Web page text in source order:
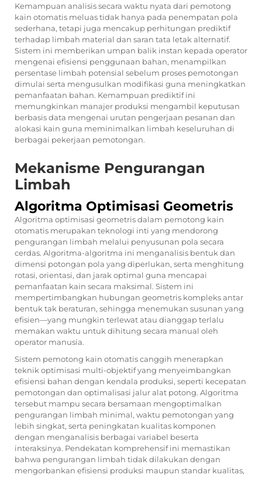
Kemampuan analisis secara waktu nyata dari pemotong
kain otomatis meluas tidak hanya pada penempatan pola
sederhana, tetapi juga mencakup perhitungan prediktif
terhadap limbah material dan saran tata letak alternatif.
Sistem ini memberikan umpan balik instan kepada operator
mengenai efisiensi penggunaan bahan, menampilkan
persentase limbah potensial sebelum proses pemotongan
dimulai serta mengusulkan modifikasi guna meningkatkan
pemanfaatan bahan. Kemampuan prediktif ini
memungkinkan manajer produksi mengambil keputusan
berbasis data mengenai urutan pengerjaan pesanan dan
alokasi kain guna meminimalkan limbah keseluruhan di
berbagai pekerjaan pemotongan.
Mekanisme Pengurangan
Limbah
Algoritma Optimisasi Geometris
Algoritma optimisasi geometris dalam pemotong kain
otomatis merupakan teknologi inti yang mendorong
pengurangan limbah melalui penyusunan pola secara
cerdas. Algoritma-algoritma ini menganalisis bentuk dan
dimensi potongan pola yang diperlukan, serta menghitung
rotasi, orientasi, dan jarak optimal guna mencapai
pemanfaatan kain secara maksimal. Sistem ini
mempertimbangkan hubungan geometris kompleks antar
bentuk tak beraturan, sehingga menemukan susunan yang
efisien—yang mungkin terlewat atau dianggap terlalu
memakan waktu untuk dihitung secara manual oleh
operator manusia.
Sistem pemotong kain otomatis canggih menerapkan
teknik optimisasi multi-objektif yang menyeimbangkan
efisiensi bahan dengan kendala produksi, seperti kecepatan
pemotongan dan optimalisasi jalur alat potong. Algoritma
tersebut mampu secara bersamaan mengoptimalkan
pengurangan limbah minimal, waktu pemotongan yang
lebih singkat, serta peningkatan kualitas komponen
dengan menganalisis berbagai variabel beserta
interaksinya. Pendekatan komprehensif ini memastikan
bahwa pengurangan limbah tidak dilakukan dengan
mengorbankan efisiensi produksi maupun standar kualitas,